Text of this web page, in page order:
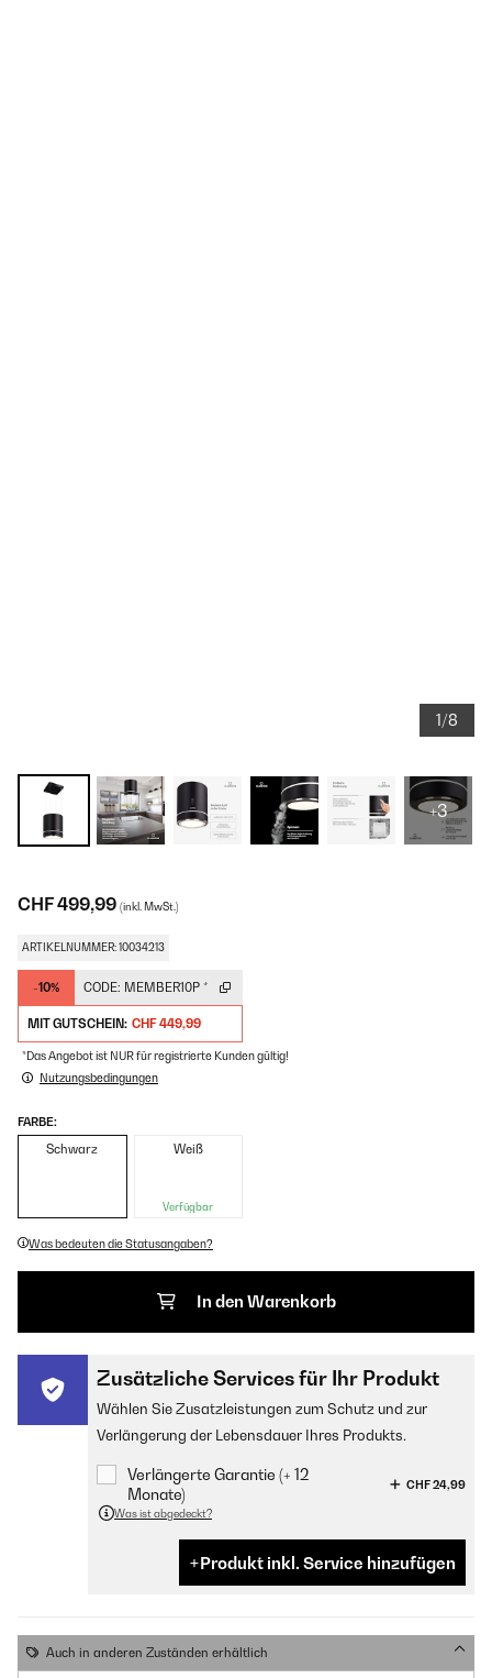
1/8
+3
CHF 499,99 (inkl. MwSt.)
ARTIKELNUMMER: 10034213
-10% CODE: MEMBER10P *
MIT GUTSCHEIN: CHF 449,99
*Das Angebot ist NUR für registrierte Kunden gültig!
Nutzungsbedingungen
FARBE:
Schwarz Weiß
Verfügbar
Was bedeuten die Statusangaben?
In den Warenkorb
Zusätzliche Services für Ihr Produkt
Wählen Sie Zusatzleistungen zum Schutz und zur
Verlängerung der Lebensdauer Ihres Produkts.
Verlängerte Garantie (+ 12
Monate)
CHF 24,99
Was ist abgedeckt?
Produkt inkl. Service hinzufügen
Auch in anderen Zuständen erhältlich